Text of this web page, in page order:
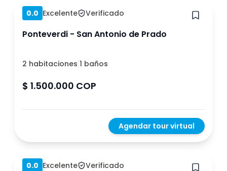
0.0 Excelente Verificado
Ponteverdi - San Antonio de Prado
2 habitaciones|1 baños
$ 1.500.000 COP
Agendar tour virtual
Hace 1 año
0.0 Excelente Verificado